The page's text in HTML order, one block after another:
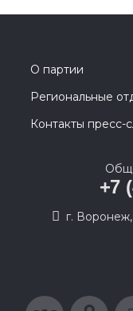
О партии
Региональные
Контакты пресс-
+7
г.